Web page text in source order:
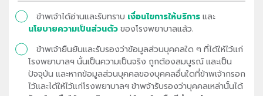
ข้าพเจ้าได้อ่านและรับทราบ เงื่อนไขการให้บริการ และ
นโยบายความเป็นส่วนตัว ของโรงพยาบาลแล้ว.
ข้าพเจ้ายืนยันและรับรองว่าข้อมูลส่วนบุคคลใด ๆ ที่ได้ให้ไว้แก่
โรงพยาบาลฯ นั้นเป็นความเป็นจริง ถูกต้องสมบูรณ์ และเป็น
ปัจจุบัน และหากข้อมูลส่วนบุคคลของบุคคลอื่นใดที่ข้าพเจ้ากรอก
ไว้และได้ให้ไว้แก่โรงพยาบาลฯ ข้าพจ้ารับรองว่าบุคคลเหล่านั้นได้